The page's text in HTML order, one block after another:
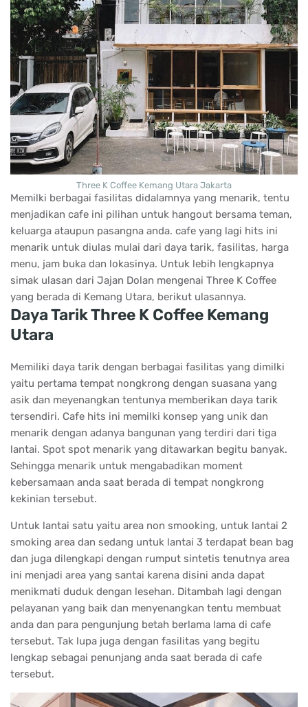
Three K Coffee Kemang Utara Jakarta
Memilki berbagai fasilitas didalamnya yang menarik, tentu
menjadikan cafe ini pilihan untuk hangout bersama teman,
keluarga ataupun pasangna anda. cafe yang lagi hits ini
menarik untuk diulas mulai dari daya tarik, fasilitas, harga
menu, jam buka dan lokasinya. Untuk lebih lengkapnya
simak ulasan dari Jajan Dolan mengenai Three K Coffee
yang berada di Kemang Utara, berikut ulasannya.
Daya Tarik Three K Coffee Kemang
Utara
Memiliki daya tarik dengan berbagai fasilitas yang dimilki
yaitu pertama tempat nongkrong dengan suasana yang
asik dan meyenangkan tentunya memberikan daya tarik
tersendiri. Cafe hits ini memilki konsep yang unik dan
menarik dengan adanya bangunan yang terdiri dari tiga
lantai. Spot spot menarik yang ditawarkan begitu banyak.
Sehingga menarik untuk mengabadikan moment
kebersamaan anda saat berada di tempat nongkrong
kekinian tersebut.
Untuk lantai satu yaitu area non smooking, untuk lantai 2
smoking area dan sedang untuk lantai 3 terdapat bean bag
dan juga dilengkapi dengan rumput sintetis tenutnya area
ini menjadi area yang santai karena disini anda dapat
menikmati duduk dengan lesehan. Ditambah lagi dengan
pelayanan yang baik dan menyenangkan tentu membuat
anda dan para pengunjung betah berlama lama di cafe
tersebut. Tak lupa juga dengan fasilitas yang begitu
lengkap sebagai penunjang anda saat berada di cafe
tersebut.